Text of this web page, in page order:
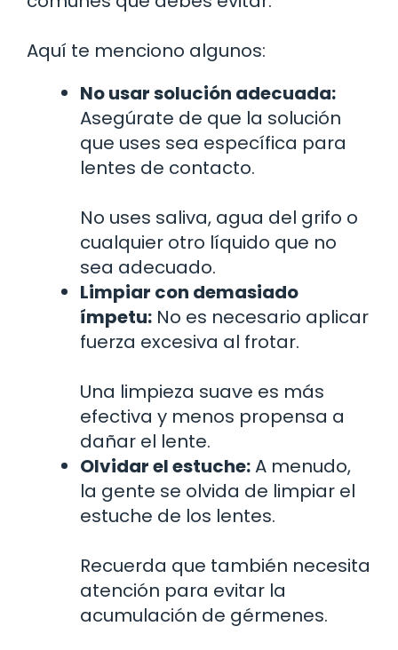
Aquí te menciono algunos:
No usar solución adecuada:
Asegúrate de que la solución
que uses sea específica para
lentes de contacto.
No uses saliva, agua del grifo o
cualquier otro líquido que no
sea adecuado.
Limpiar con demasiado
ímpetu: No es necesario aplicar
fuerza excesiva al frotar.
Una limpieza suave es más
efectiva y menos propensa a
dañar el lente.
Olvidar el estuche:A menudo,
la gente se olvida de limpiar el
estuche de los lentes.
Recuerda que también necesita
atención para evitar la
acumulación de gérmenes.